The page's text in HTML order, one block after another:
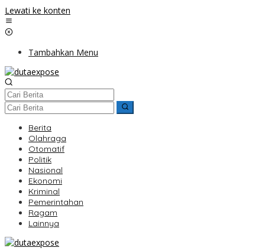
Lewati ke konten
Tambahkan Menu
Berita
Olahraga
Otomatif
Politik
Nasional
Ekonomi
Kriminal
Pemerintahan
Ragam
Lainnya